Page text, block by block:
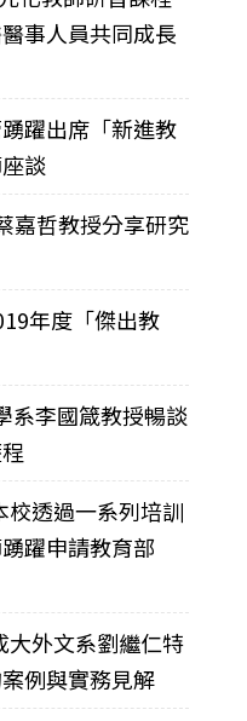
事人員共同成長
躍出席「新進教
談
嘉哲教授分享研究
年度「傑出教
系李國箴教授暢談
透過一系列培訓
躍申請教育部
外文系劉繼仁特
例與實務見解